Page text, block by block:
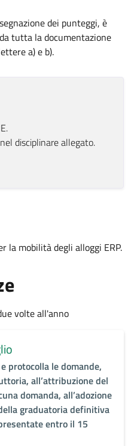
dei punteggi, è
tutta la documentazione
a) e b).
disciplinare allegato.
la mobilità degli alloggi ERP.
volte all'anno
protocolla le domande,
all’attribuzione del
domanda, all’adozione
graduatoria definitiva
entro il 15